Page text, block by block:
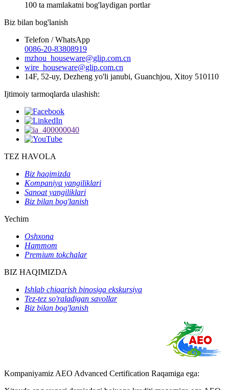
100 ta mamlakatni bog'laydigan portlar
Biz bilan bog'lanish
Telefon / WhatsApp
0086-20-83808919
mzhou_houseware@glip.com.cn
wire_houseware@glip.com.cn
14F, 52-uy, Dezheng yo'li janubi, Guanchjou, Xitoy 510110
Ijtimoiy tarmoqlarda ulashish:
TEZ HAVOLA
Biz haqimizda
Kompaniya yangiliklari
Sanoat yangiliklari
Biz bilan bog'lanish
Yechim
Oshxona
Hammom
Premium tokchalar
BIZ HAQIMIZDA
Ishlab chiqarish binosiga ekskursiya
Tez-tez so'raladigan savollar
Biz bilan bog'lanish
Kompaniyamiz AEO Advanced Certification Raqamiga ega: